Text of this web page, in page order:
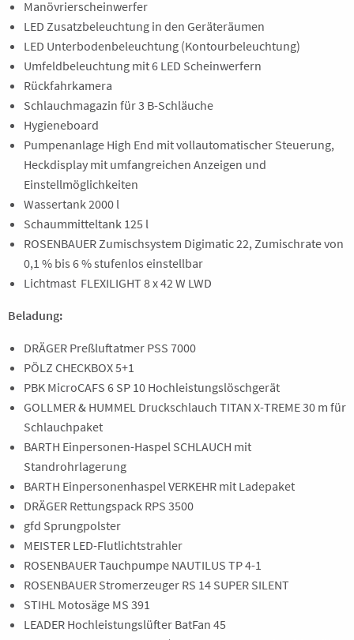
Manövrierscheinwerfer
LED Zusatzbeleuchtung in den Geräteräumen
LED Unterbodenbeleuchtung (Kontourbeleuchtung)
Umfeldbeleuchtung mit 6 LED Scheinwerfern
Rückfahrkamera
Schlauchmagazin für 3 B-Schläuche
Hygieneboard
Pumpenanlage High End mit vollautomatischer Steuerung,
Heckdisplay mit umfangreichen Anzeigen und
Einstellmöglichkeiten
Wassertank 2000 l
Schaummitteltank 125 l
ROSENBAUER Zumischsystem Digimatic 22, Zumischrate von
0,1 % bis 6 % stufenlos einstellbar
Lichtmast FLEXILIGHT 8 x 42 W LWD
Beladung:
DRÄGER Preßluftatmer PSS 7000
PÖLZ CHECKBOX 5+1
PBK MicroCAFS 6 SP 10 Hochleistungslöschgerät
GOLLMER & HUMMEL Druckschlauch TITAN X-TREME 30 m für
Schlauchpaket
BARTH Einpersonen-Haspel SCHLAUCH mit
Standrohrlagerung
BARTH Einpersonenhaspel VERKEHR mit Ladepaket
DRÄGER Rettungspack RPS 3500
gfd Sprungpolster
MEISTER LED-Flutlichtstrahler
ROSENBAUER Tauchpumpe NAUTILUS TP 4-1
ROSENBAUER Stromerzeuger RS 14 SUPER SILENT
STIHL Motosäge MS 391
LEADER Hochleistungslüfter BatFan 45